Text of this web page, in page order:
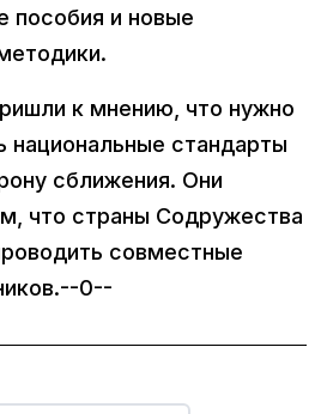
пособия и новые
к мнению, что нужно
национальные стандарты
сближения. Они
что страны Содружества
совместные
0--